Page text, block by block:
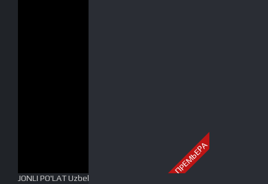
ПРЕМЬЕРА
JONLI PO'LAT Uzbek tilida O'zbekcha tarjima kino